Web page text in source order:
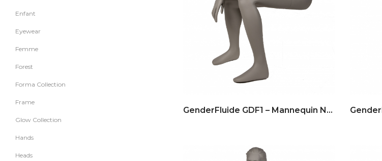
GenderFluide GDF1 – Mannequin No Gender
Enfant
Eyewear
Femme
Forest
Forma Collection
Frame
Glow Collection
Hands
Heads